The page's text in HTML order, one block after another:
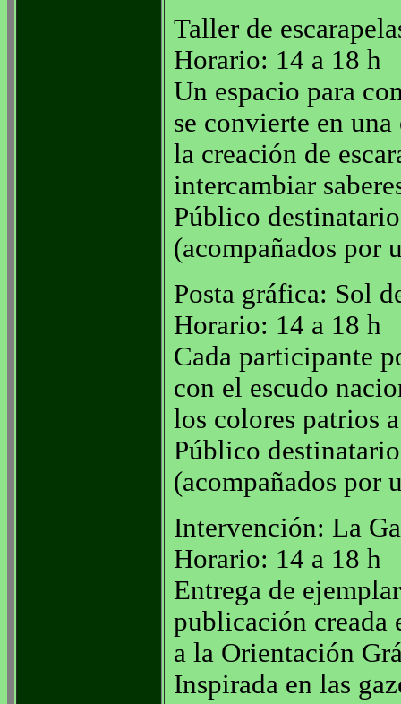
Taller de
Horario: 14 a 18 h
Un espacio para
se convierte en
la creación de
intercambiar
Público
(acompañados por
Posta gráfica: Sol
Horario: 14 a 18 h
Cada participante
con el escudo
los colores patrios
Público
(acompañados por
Intervención: La
Horario: 14 a 18 h
Entrega de
publicación creada
a la Orientación
Inspirada en las